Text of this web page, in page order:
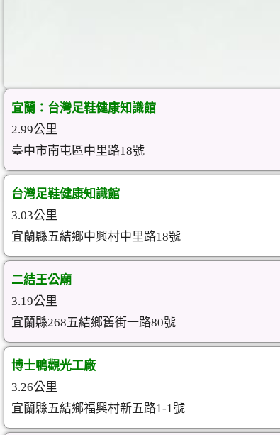
宜蘭：台灣足鞋健康知識館
2.99公里
臺中市南屯區中里路18號
台灣足鞋健康知識館
3.03公里
宜蘭縣五結鄉中興村中里路18號
二結王公廟
3.19公里
宜蘭縣268五結鄉舊街一路80號
博士鴨觀光工廠
3.26公里
宜蘭縣五結鄉福興村新五路1-1號